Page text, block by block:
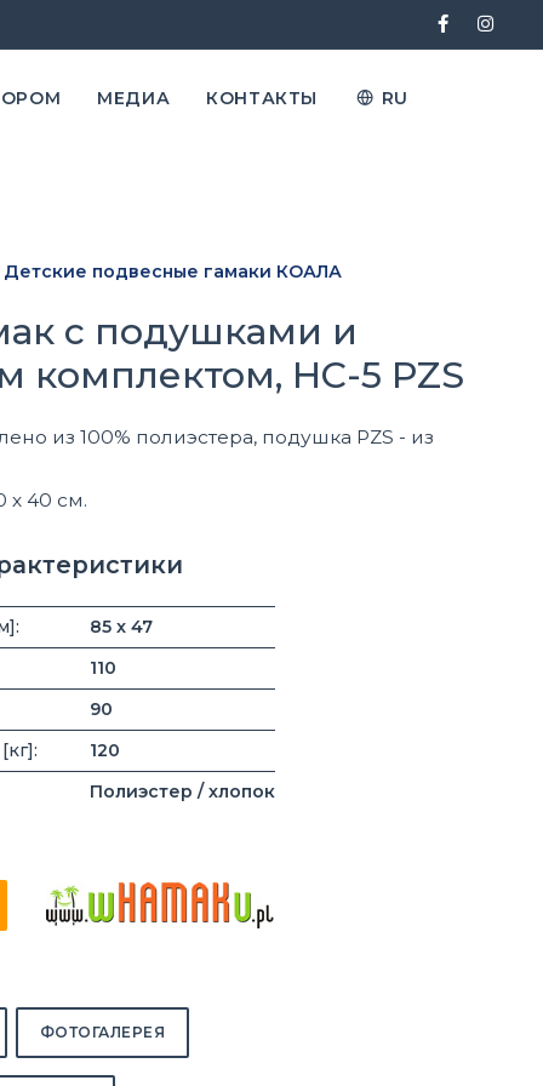
МЕДИА КОНТАКТЫ RU
Детские подвесные гамаки КОАЛА
с подушками и
комплектом, HC-5 PZS
из 100% полиэстера, подушка PZS - из
х 40 см.
85 x 47
110
90
120
Полиэстер / хлопок
ФОТОГАЛЕРЕЯ